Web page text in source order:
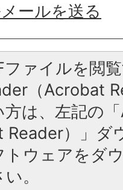
ールを送る
ファイルを閲
（Acrobat
は、左記の
Reader）」ダ
トウェアをダ
。